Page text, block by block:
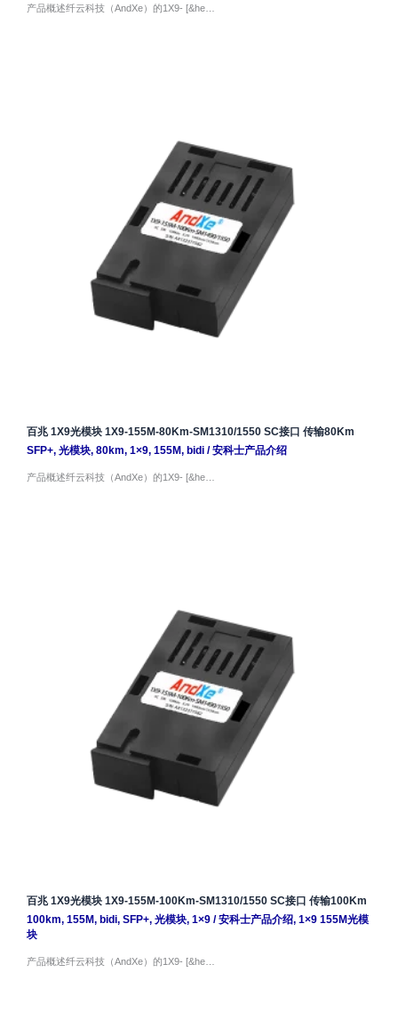
产品概述纤云科技（AndXe）的1X9- [&he…
百兆 1X9光模块 1X9-155M-80Km-SM1310/1550 SC接口 传输80Km
SFP+, 光模块, 80km, 1×9, 155M, bidi/安科士产品介绍
产品概述纤云科技（AndXe）的1X9- [&he…
百兆 1X9光模块 1X9-155M-100Km-SM1310/1550 SC接口 传输100Km
100km, 155M, bidi, SFP+, 光模块, 1×9/安科士产品介绍, 1×9 155M光模
块
产品概述纤云科技（AndXe）的1X9- [&he…